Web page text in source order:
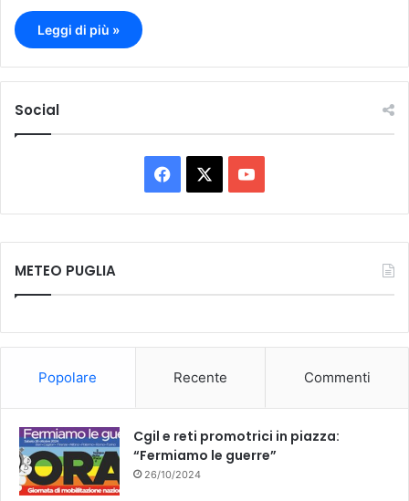
Leggi di più »
Social
a
c
k
o
u
METEO PUGLIA
Popolare Recente Commenti
Cgil e reti promotrici in piazza:
“Fermiamo le guerre”
26/10/2024